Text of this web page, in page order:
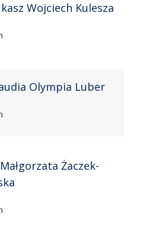
Wojciech Kulesza
Olympia Luber
Żaczek-